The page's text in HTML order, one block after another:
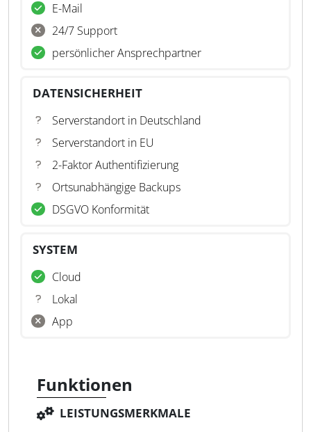
E-Mail
24/7 Support
persönlicher Ansprechpartner
DATENSICHERHEIT
Serverstandort in Deutschland
Serverstandort in EU
2-Faktor Authentifizierung
Ortsunabhängige Backups
DSGVO Konformität
SYSTEM
Cloud
Lokal
App
Funktionen
LEISTUNGSMERKMALE